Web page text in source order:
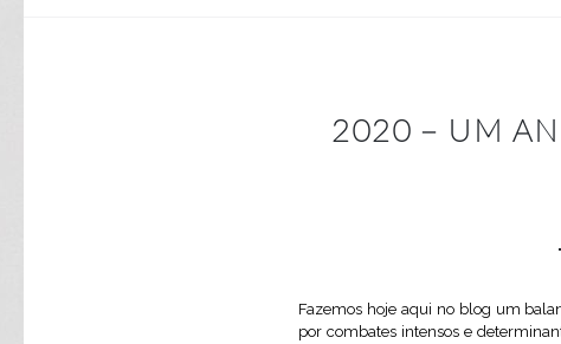
2020 – UM
Fazemos hoje aqui no blog um
por combates intensos e